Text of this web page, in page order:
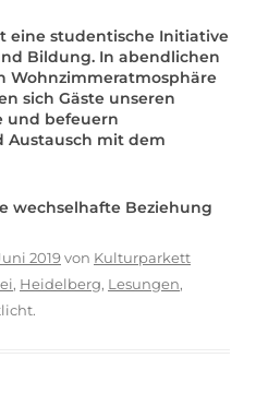
eine studentische Initiative
Bildung. In abendlichen
Wohnzimmeratmosphäre
sich Gäste unseren
und befeuern
Austausch mit dem
wechselhafte Beziehung
2019von Kulturparkett
, Heidelberg, Lesungen,